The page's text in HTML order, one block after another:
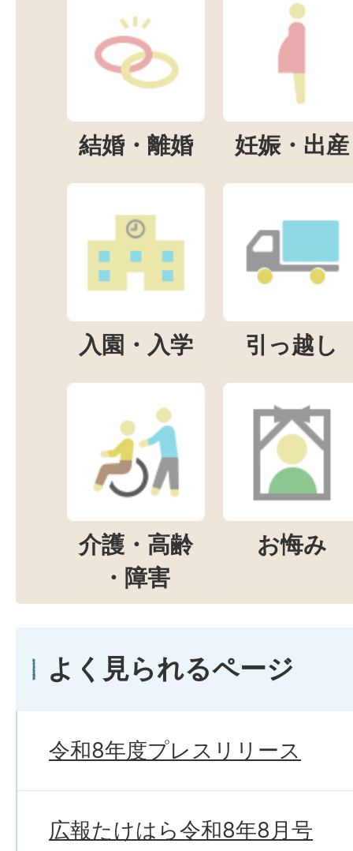
結婚・離婚 妊娠・出産
入園・入学 引っ越し
介護・高齢
・障害
お悔み
よく見られるページ
令和8年度プレスリリース
広報たけはら令和8年8月号